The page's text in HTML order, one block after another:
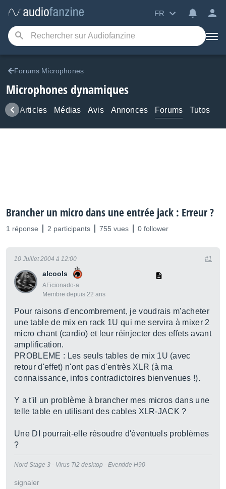
FR
Forums Microphones
Microphones dynamiques
Articles Médias Avis Annonces Forums Tutos
Brancher un micro dans une entrée jack : Erreur ?
1 réponse 2 participants 755 vues 0 follower
alcools
AFicionado·a
Membre depuis 22 ans
10 Juillet 2004 à 12:00 #1
Pour raisons d'encombrement, je voudrais m'acheter
une table de mix en rack 1U qui me servira à mixer 2
micro chant (cardio) et leur réinjecter des effets avant
amplification.
PROBLEME : Les seuls tables de mix 1U (avec
retour d'effet) n'ont pas d'entrès XLR (à ma
connaissance, infos contradictoires bienvenues !).
Y a t'il un problème à brancher mes micros dans une
telle table en utilisant des cables XLR-JACK ?
Une DI pourrait-elle résoudre d'éventuels problèmes
?
Nord Stage 3 - Virus Ti2 desktop - Eventide H90
signaler